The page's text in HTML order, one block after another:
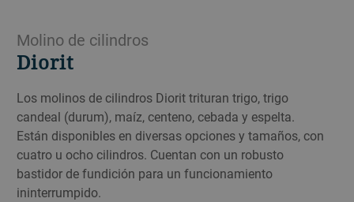
Molino de cilindros
Diorit
Los molinos de cilindros Diorit trituran trigo, trigo
candeal (durum), maíz, centeno, cebada y espelta.
Están disponibles en diversas opciones y tamaños, con
cuatro u ocho cilindros. Cuentan con un robusto
bastidor de fundición para un funcionamiento
ininterrumpido.